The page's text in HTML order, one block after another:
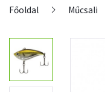
Főoldal Műcsali